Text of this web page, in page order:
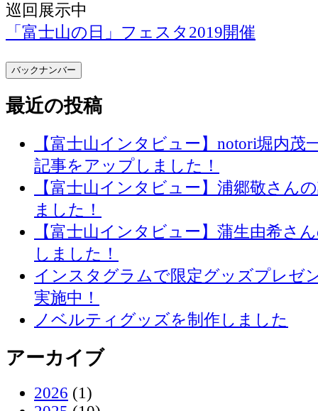
巡回展示中
「富士山の日」フェスタ2019開催
バックナンバー
最近の投稿
【富士山インタビュー】notori堀内茂
記事をアップしました！
【富士山インタビュー】浦郷敬さん
ました！
【富士山インタビュー】蒲生由希さ
しました！
インスタグラムで限定グッズプレゼ
実施中！
ノベルティグッズを制作しました
アーカイブ
2026 (1)